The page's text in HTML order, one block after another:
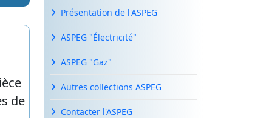
Présentation de l'ASPEG
ASPEG "Électricité"
ASPEG "Gaz"
Autres collections ASPEG
Contacter l'ASPEG